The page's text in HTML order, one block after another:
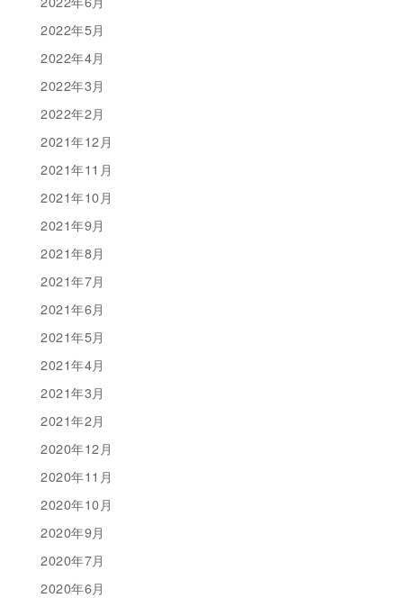
2022年5月
2022年4月
2022年3月
2022年2月
2021年12月
2021年11月
2021年10月
2021年9月
2021年8月
2021年7月
2021年6月
2021年5月
2021年4月
2021年3月
2021年2月
2020年12月
2020年11月
2020年10月
2020年9月
2020年7月
2020年6月